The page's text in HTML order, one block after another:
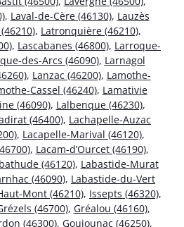
, Laval-de-Cère (46130), Lauzès
, Latronquière (46210),
, Lascabanes (46800), Larroque-
des-Arcs (46090), Larnagol
, Lanzac (46200), Lamothe-
Cassel (46240), Lamativie
(46090), Lalbenque (46230),
(46400), Lachapelle-Auzac
, Lacapelle-Marival (46120),
, Lacam-d’Ourcet (46190),
(46120), Labastide-Murat
(46090), Labastide-du-Vert
Mont (46210), Issepts (46320),
(46700), Gréalou (46160),
(46300), Goujounac (46250),